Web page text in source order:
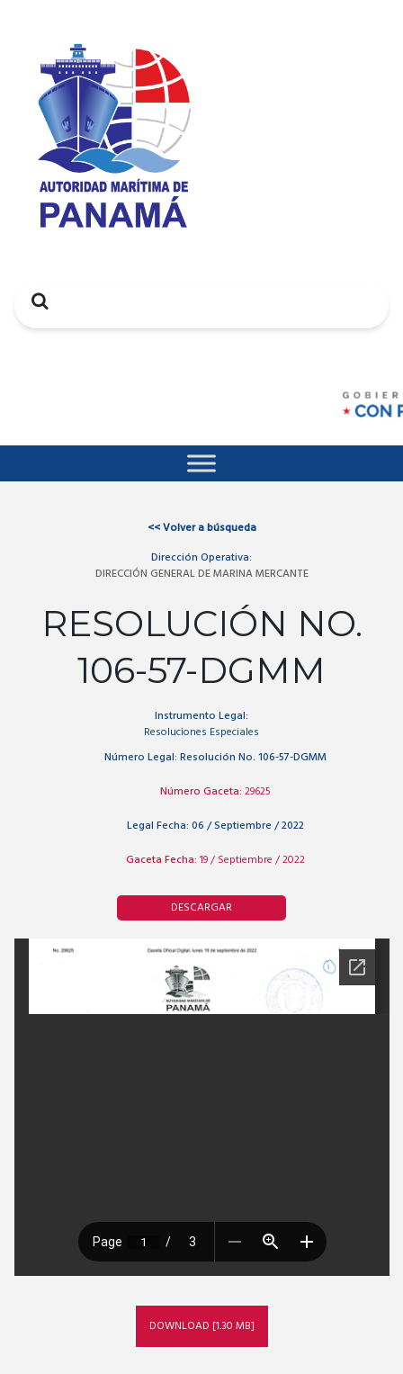
Search
<<Volver a búsqueda
Dirección Operativa:
DIRECCIÓN GENERAL DE MARINA MERCANTE
RESOLUCIÓN NO.
106-57-DGMM
Instrumento Legal:
Resoluciones Especiales
Número Legal: Resolución No. 106-57-DGMM
Número Gaceta: 29625
Legal Fecha: 06 / Septiembre / 2022
Gaceta Fecha: 19 / Septiembre / 2022
DESCARGAR
DOWNLOAD [1.30 MB]